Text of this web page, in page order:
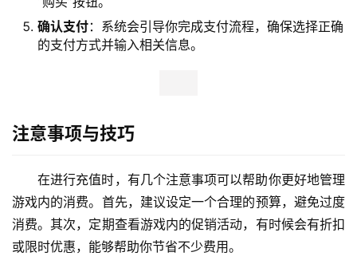
确认支付：系统会引导你完成支付流程，确保选择正确
的支付方式并输入相关信息。
注意事项与技巧
在进行充值时，有几个注意事项可以帮助你更好地管理
游戏内的消费。首先，建议设定一个合理的预算，避免过度
消费。其次，定期查看游戏内的促销活动，有时候会有折扣
或限时优惠，能够帮助你节省不少费用。